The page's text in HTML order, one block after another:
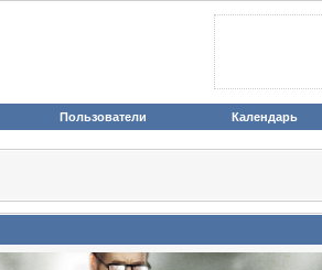
Пользователи Календарь